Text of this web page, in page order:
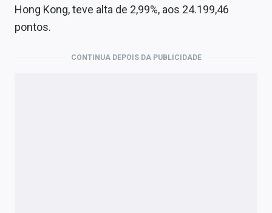
Hong Kong, teve alta de 2,99%, aos 24.199,46
pontos.
CONTINUA DEPOIS DA PUBLICIDADE